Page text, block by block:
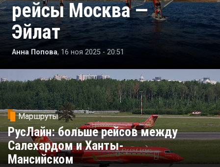
рейсы Москва —
Эйлат
Анна Попова, 16 ноя 2025 - 20:51
Маршруты
РусЛайн: больше рейсов между
Салехардом и Ханты-
Мансийском